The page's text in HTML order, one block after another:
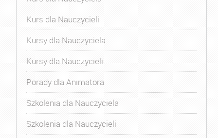
Kurs dla Nauczycieli
Kursy dla Nauczyciela
Kursy dla Nauczycieli
Porady dla Animatora
Szkolenia dla Nauczyciela
Szkolenia dla Nauczycieli